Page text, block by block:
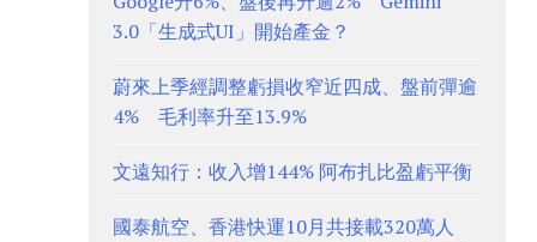
3.0「生成式UI」開始產金？
蔚來上季經調整虧損收窄近四成、盤前彈逾
4% 毛利率升至13.9%
文遠知行：收入增144% 阿布扎比盈虧平衡
國泰航空、香港快運10月共接載320萬人